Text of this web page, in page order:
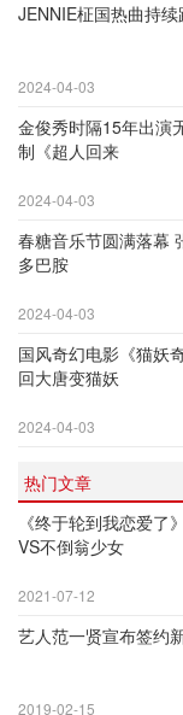
JENNIE柾国热曲持
2024-04-03
金俊秀时隔15年出演
制《超人回来
2024-04-03
春糖音乐节圆满落幕
多巴胺
2024-04-03
国风奇幻电影《猫妖
回大唐变猫妖
2024-04-03
热门文章
《终于轮到我恋爱了
VS不倒翁少女
2021-07-12
艺人范一贤宣布签约
2019-02-15